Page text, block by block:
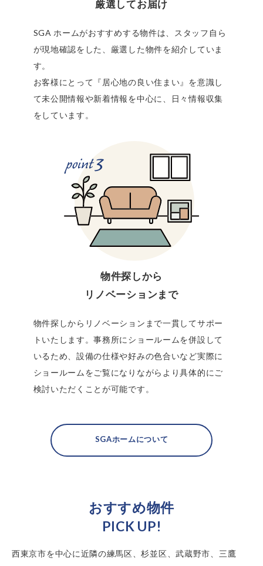
厳選してお届け
SGA ホームがおすすめする物件は、スタッフ自ら
が現地確認をした、厳選した物件を紹介していま
す。
お客様にとって『居心地の良い住まい』を意識し
て未公開情報や新着情報を中心に、日々情報収集
をしています。
物件探しから
リノベーションまで
物件探しからリノベーションまで一貫してサポー
トいたします。事務所にショールームを併設して
いるため、設備の仕様や好みの色合いなど実際に
ショールームをご覧になりながらより具体的にご
検討いただくことが可能です。
SGAホームについて
おすすめ物件
PICK UP!
西東京市を中心に近隣の練馬区、杉並区、武蔵野市、三鷹